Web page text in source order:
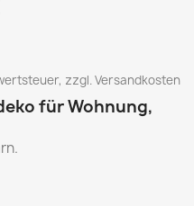
zzgl. Versandkosten
für Wohnung,